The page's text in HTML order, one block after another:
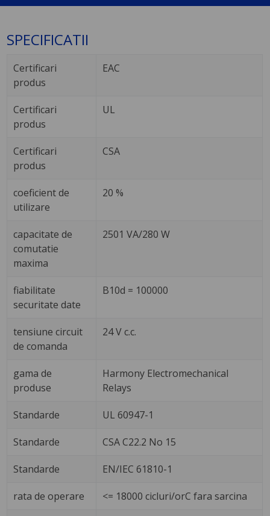
SPECIFICATII
Certificari
produs
EAC
Certificari
produs
UL
Certificari
produs
CSA
coeficient de
utilizare
20 %
capacitate de
comutatie
maxima
2501 VA/280 W
fiabilitate
securitate date
B10d = 100000
tensiune circuit
de comanda
24 V c.c.
gama de
produse
Harmony Electromechanical
Relays
Standarde UL 60947-1
Standarde CSA C22.2 No 15
Standarde EN/IEC 61810-1
rata de operare <= 18000 cicluri/orC fara sarcina